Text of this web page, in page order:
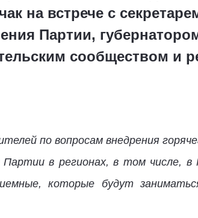
на встрече с
Партии,
сообществом и
по вопросам внедрения
в регионах, в том числе, в
которые будут